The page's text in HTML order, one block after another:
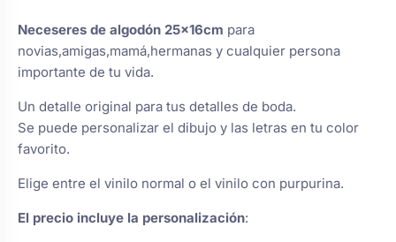
para arras
porta alianzas
de boda
personalizadas
Rasca y Gana para Comunión:
Sorpresas y Diversión
Detalles de comunión para invitados
Ver todo
Bolsos personalizados
Otros regalos
Ver todo
cliente
Neceseres de algodón 25×16cm para
novias,amigas,mamá,hermanas y cualquier persona
importante de tu vida.
Un detalle original para tus detalles de boda.
Se puede personalizar el dibujo y las letras en tu color
favorito.
Elige entre el vinilo normal o el vinilo con purpurina.
El precio incluye la personalización: